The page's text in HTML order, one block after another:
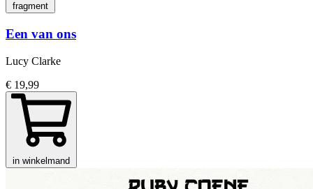
fragment
Een van ons
Lucy Clarke
€ 19,99
in winkelmand